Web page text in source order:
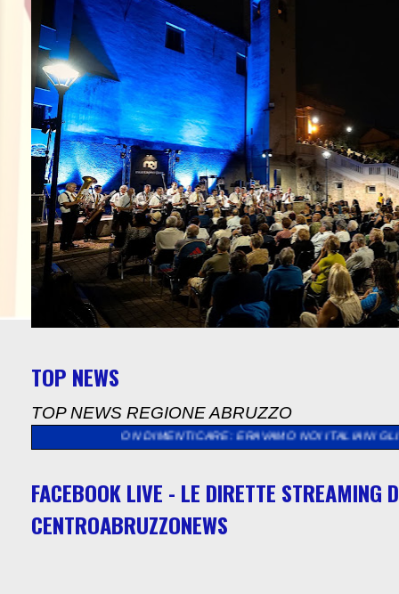
TOP NEWS
TOP NEWS REGIONE ABRUZZO
NON DIMENTICARE: ERAVAMO NOI ITALIANI GLI STRANIERI,
FACEBOOK LIVE - LE DIRETTE STREAMING
CENTROABRUZZONEWS